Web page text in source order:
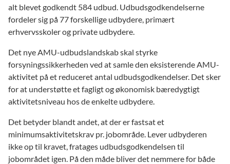
alt blevet godkendt 584 udbud. Udbudsgodkendelserne
fordeler sig på 77 forskellige udbydere, primært
erhvervsskoler og private udbydere.
Det nye AMU-udbudslandskab skal styrke
forsyningssikkerheden ved at samle den eksisterende AMU-
aktivitet på et reduceret antal udbudsgodkendelser. Det sker
for at understøtte et fagligt og økonomisk bæredygtigt
aktivitetsniveau hos de enkelte udbydere.
Det betyder blandt andet, at der er fastsat et
minimumsaktivitetskrav pr. jobområde. Lever udbyderen
ikke op til kravet, fratages udbudsgodkendelsen til
jobområdet igen. På den måde bliver det nemmere for både